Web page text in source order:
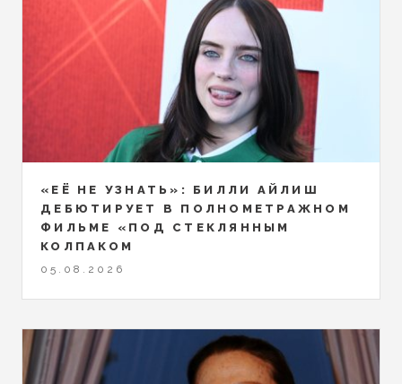
«ЕЁ НЕ УЗНАТЬ»: БИЛЛИ АЙЛИШ
ДЕБЮТИРУЕТ В ПОЛНОМЕТРАЖНОМ
ФИЛЬМЕ «ПОД СТЕКЛЯННЫМ
КОЛПАКОМ
05.08.2026